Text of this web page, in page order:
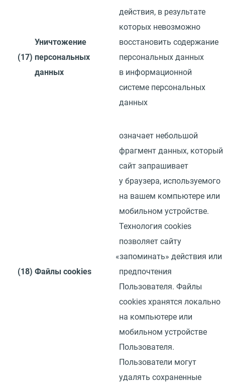
(17)
Уничтожение
персональных
данных
действия, в результате
которых невозможно
восстановить содержание
персональных данных
в информационной
системе персональных
данных
(18) Файлы cookies
означает небольшой
фрагмент данных, который
сайт запрашивает
у браузера, используемого
на вашем компьютере или
мобильном устройстве.
Технология cookies
позволяет сайту
«запоминать» действия или
предпочтения
Пользователя. Файлы
cookies хранятся локально
на компьютере или
мобильном устройстве
Пользователя.
Пользователи могут
удалять сохраненные